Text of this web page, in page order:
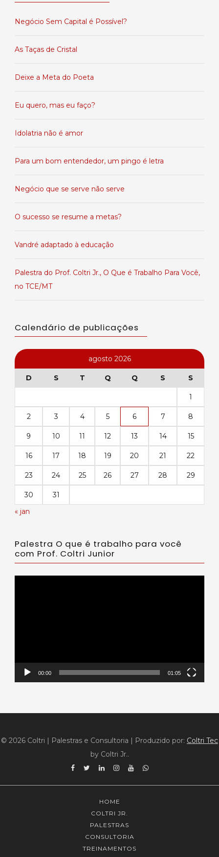
Negócio Sem Capital é Possível?
As Taças de Cristal
Deixe a Meta do Poeta
Eu quero, mas eu faço?
Idolatria não é amor
Para um bom entendedor, um pingo é letra
Negócio que se serve não serve
O sucesso se resume a metas?
Vandré adaptado à educação
Palestra do Prof. Coltri Jr., O Que é Trabalho Para Você,
no TCE/MT
Calendário de publicações
agosto 2026
D S T Q Q S S
1
2 3 4 5 6 7 8
9 10 11 12 13 14 15
16 17 18 19 20 21 22
23 24 25 26 27 28 29
30
31
« jan
Palestra O que é trabalho para você
com Prof. Coltri Junior
00:00 01:05
© 2026 Coltri | Palestras e Consultoria | Produzido por: Coltri Tec
by Coltri Jr..
Facebook
TwitterLinkedinInstagram
YouTubeWhatsApp
HOME
COLTRI JR.
PALESTRAS
CONSULTORIA
TREINAMENTOS